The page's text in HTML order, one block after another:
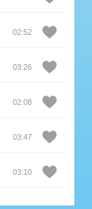
02:52
03:26
02:08
03:47
03:10